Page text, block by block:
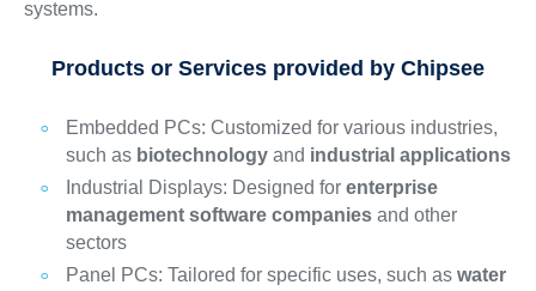
systems.
Products or Services provided by Chipsee
Embedded PCs: Customized for various industries,
such as biotechnologyand industrial applications
Industrial Displays: Designed for enterprise
management software companiesand other
sectors
Panel PCs: Tailored for specific uses, such as water